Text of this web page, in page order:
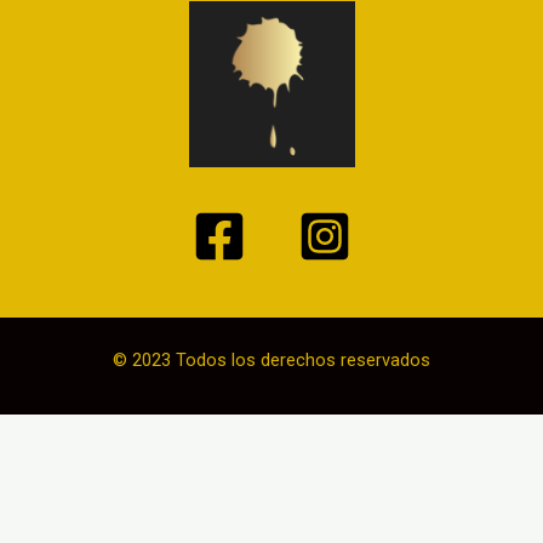
© 2023 Todos los derechos reservados